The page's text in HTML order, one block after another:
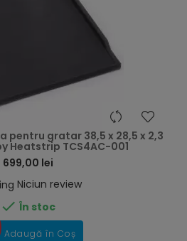
pentru gratar 38,5 x 28,5 x 2,3
Heatstrip TCS4AC-001
699,00 lei
Niciun review
 În stoc
Adaugă în Coș